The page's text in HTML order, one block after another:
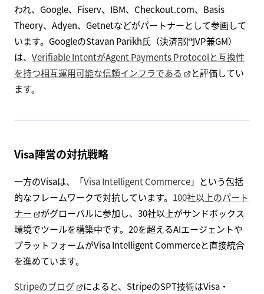
われ、Google、Fiserv、IBM、Checkout.com、Basis
Theory、Adyen、Getnetなどがパートナーとして参画して
います。GoogleのStavan Parikh氏（決済部門VP兼GM）
は、 Verifiable IntentがAgent Payments Protocolと互換性
を持つ相互運用可能な信頼インフラである
と評価してい
ます。
Visa陣営の対抗戦略
一方のVisaは、「Visa Intelligent Commerce」という包括
的なフレームワークで対抗しています。 100社以上のパート
ナー
がグローバルに参加し、30社以上がサンドボックス
環境でツールを構築中です。20を超えるAIエージェントや
プラットフォームがVisa Intelligent Commerceと直接統合
を進めています。
Stripeのブログ
によると、StripeのSPT技術はVisa・